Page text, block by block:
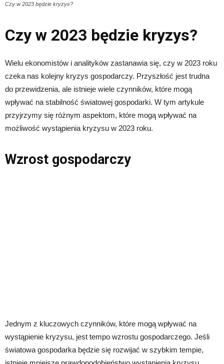
Czy w 2023 będzie kryzys?
Czy w 2023 będzie kryzys?
Wielu ekonomistów i analityków zastanawia się, czy w 2023 roku
czeka nas kolejny kryzys gospodarczy. Przyszłość jest trudna
do przewidzenia, ale istnieje wiele czynników, które mogą
wpływać na stabilność światowej gospodarki. W tym artykule
przyjrzymy się różnym aspektom, które mogą wpływać na
możliwość wystąpienia kryzysu w 2023 roku.
Wzrost gospodarczy
Jednym z kluczowych czynników, które mogą wpływać na
wystąpienie kryzysu, jest tempo wzrostu gospodarczego. Jeśli
światowa gospodarka będzie się rozwijać w szybkim tempie,